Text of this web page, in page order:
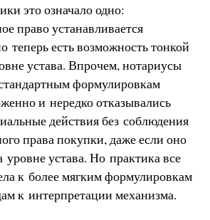
это означало одно:
право устанавливается
есть возможность тонкой
устава. Впрочем, нотариусы
формулировкам
и нередко отказывались
действия без соблюдения
права покупки, даже если оно
уровне устава. Но практика все
к более мягким формулировкам
к интерпретации механизма.